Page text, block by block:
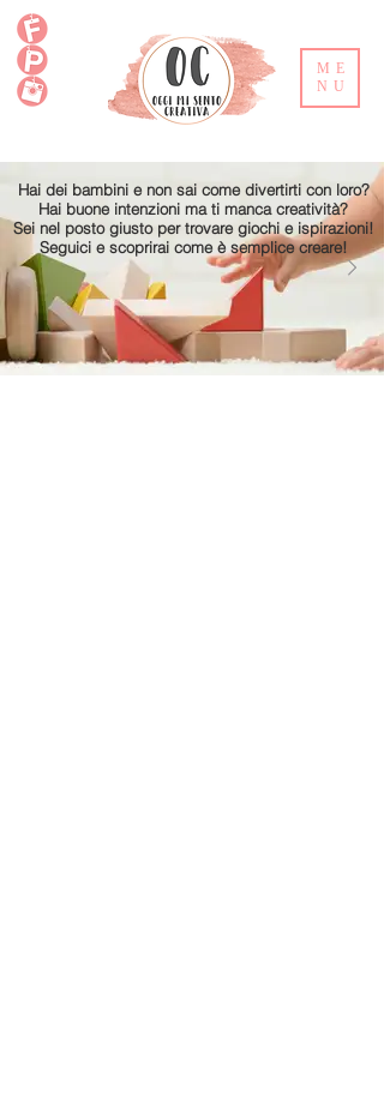
ME
NU
Hai dei bambini e non sai come divertirti con loro?
Hai buone intenzioni ma ti manca creatività?
Sei nel posto giusto per trovare giochi e ispirazioni!
Seguici e scoprirai come è semplice creare!